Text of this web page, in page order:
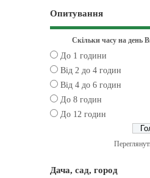
Опитування
Скільки часу на день
До 1 години
Від 2 до 4 годин
Від 4 до 6 годин
До 8 годин
До 12 годин
Дача, сад, город